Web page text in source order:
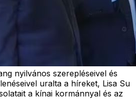
nyilvános szerepléseivel és
uralta a híreket, Lisa Su
a kínai kormánnyal és az